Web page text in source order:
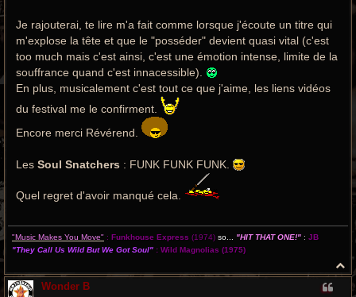
Je rajouterai, te lire m'a fait comme lorsque j'écoute un titre qui
m'explose la tête et que le "posséder" devient quasi vital (c'est
too much mais c'est ainsi, c'est une émotion intense, limite de la
souffrance quand c'est innacessible).
En plus, musicalement c'est tout ce que j'aime, les liens vidéos
du festival me le confirment.
Encore merci Révérend.
Les Soul Snatchers : FUNK FUNK FUNK.
Quel regret d'avoir manqué cela.
"Music Makes You Move" : Funkhouse Express (1974) so... "HIT THAT ONE!" : JB
"They Call Us Wild But We Got Soul" : Wild Magnolias (1975)
a
Wonder B